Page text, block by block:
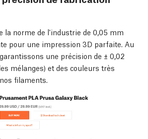
la norme de l'industrie de 0,05 mm
pour une impression 3D parfaite. Au
une précision de ± 0,02
mélanges) et des couleurs très
filaments.